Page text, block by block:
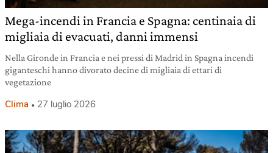
Mega-incendi in Francia e Spagna: centinaia di
migliaia di evacuati, danni immensi
Nella Gironde in Francia e nei pressi di Madrid in Spagna incendi
giganteschi hanno divorato decine di migliaia di ettari di
vegetazione
Clima 27 luglio 2026